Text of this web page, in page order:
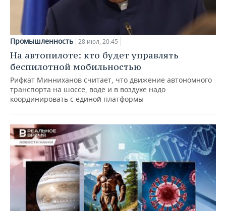
Промышленность 28 июл, 20:45
На автопилоте: кто будет управлять
беспилотной мобильностью
Рифкат Минниханов считает, что движение автономного
транспорта на шоссе, воде и в воздухе надо
координировать с единой платформы